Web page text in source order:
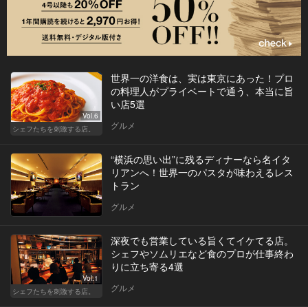
Vol.6
シェフたちを刺激する店。
世界一の洋食は、実は東京にあった！プロ
の料理人がプライベートで通う、本当に旨
い店5選
グルメ
“横浜の思い出”に残るディナーなら名イタ
リアンへ！世界一のパスタが味わえるレス
トラン
グルメ
Vol.1
シェフたちを刺激する店。
深夜でも営業している旨くてイケてる店。
シェフやソムリエなど食のプロが仕事終わ
りに立ち寄る4選
グルメ